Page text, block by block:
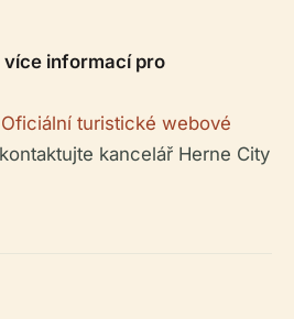
více informací pro
Oficiální turistické webové
kancelář Herne City